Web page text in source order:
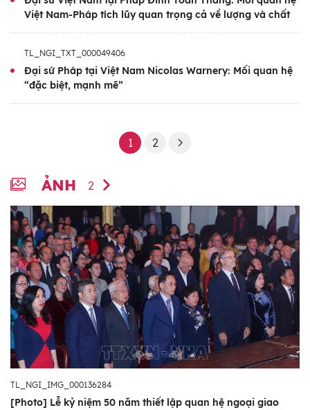
Việt Nam-Pháp tích lũy quan trọng cả về lượng và chất
TL_NGI_TXT_000049406
Đại sứ Pháp tại Việt Nam Nicolas Warnery: Mối quan hệ
“đặc biệt, mạnh mẽ”
1 2
ẢNH 2
TL_NGI_IMG_000136284
[Photo] Lễ kỷ niệm 50 năm thiết lập quan hệ ngoại giao